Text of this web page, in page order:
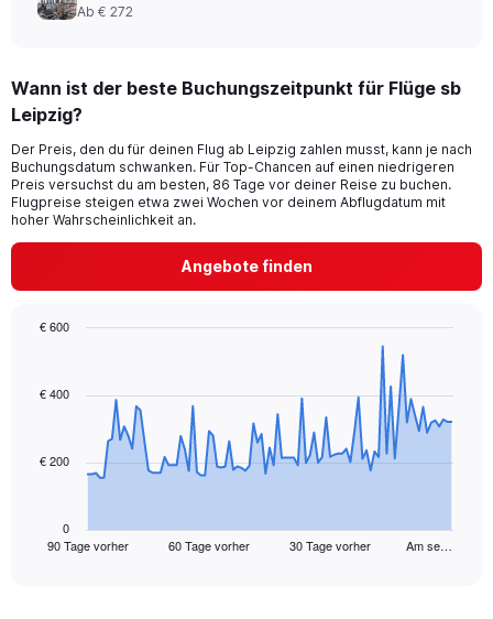
Ab € 272
Wann ist der beste Buchungszeitpunkt für Flüge sb
Leipzig?
Der Preis, den du für deinen Flug ab Leipzig zahlen musst, kann je nach
Buchungsdatum schwanken. Für Top-Chancen auf einen niedrigeren
Preis versuchst du am besten, 86 Tage vor deiner Reise zu buchen.
Flugpreise steigen etwa zwei Wochen vor deinem Abflugdatum mit
hoher Wahrscheinlichkeit an.
Angebote finden
data
The
90 Tage vorher 60 Tage vorher 30 Tage vorher Am se…
0
€ 200
€ 400
€ 600
End